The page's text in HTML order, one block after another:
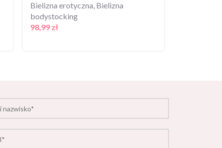
Bielizna erotyczna, Bielizna
bodystocking
98,99 zł